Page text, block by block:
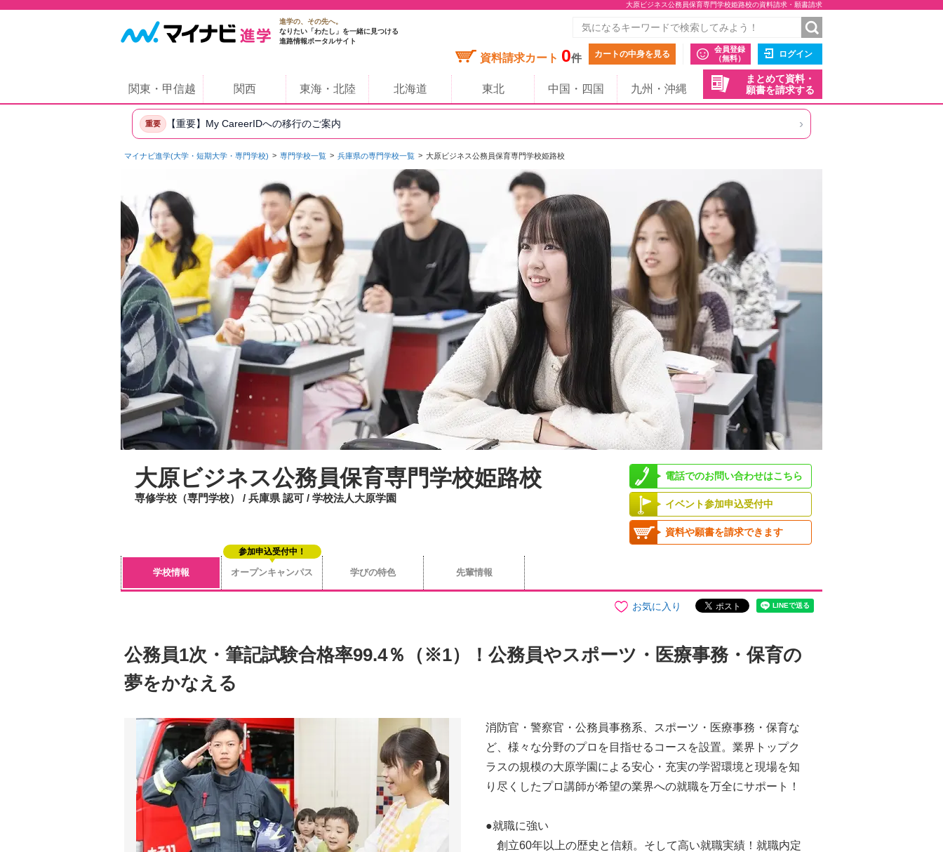
大原ビジネス公務員保育専門学校姫路校の資料請求・願書請求
進学の、その先へ。
なりたい「わたし」を一緒に見つける
進路情報ポータルサイト
資料請求カート 0件 カートの中身を見る
会員登録
（無料）
ログイン
まとめて資料・
願書を請求する
関東・甲信越 関西 東海・北陸 北海道 東北 中国・四国 九州・沖縄
重要 【重要】My CareerIDへの移行のご案内 ›
マイナビ進学(大学・短期大学・専門学校) 専門学校一覧 兵庫県の専門学校一覧 大原ビジネス公務員保育専門学校姫路校
大原ビジネス公務員保育専門学校姫路校
専修学校（専門学校） / 兵庫県 認可 / 学校法人大原学園
電話でのお問い合わせはこちら
イベント参加申込受付中
資料や願書を請求できます
学校情報 オープンキャンパス
参加申込受付中！
学びの特色 先輩情報
お気に入り
公務員1次・筆記試験合格率99.4％（※1）！公務員やスポーツ・医療事務・保育の
夢をかなえる
消防官・警察官・公務員事務系、スポーツ・医療事務・保育な
ど、様々な分野のプロを目指せるコースを設置。業界トップク
ラスの規模の大原学園による安心・充実の学習環境と現場を知
り尽くしたプロ講師が希望の業界への就職を万全にサポート！
●就職に強い
創立60年以上の歴史と信頼。そして高い就職実績！就職内定